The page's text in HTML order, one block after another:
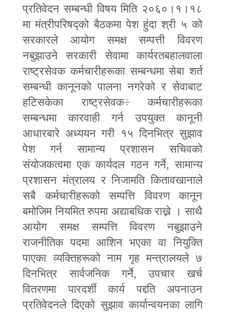
प्रतिवेदन सम्बन्धी विषय मिति २०६०।१।१८
मा मंत्रीपरिषद्को बैठकमा पेश हुंदा श्री ५ को
सरकारले आयोग समक्ष सम्पत्ती विवरण
नबुझाउने सरकारी सेवामा कार्यरतबहालवाला
राष्ट्रसेवक कर्मचारीहरूका सम्बन्धमा सेबा शर्त
सम्बन्धी कानूनको पालना नगरेको र सेवाबाट
हटिसकेका राष्ट्रसेवक÷कर्मचारीहरूका
सम्बन्धमा कारवाही गर्न उपयुक्त कानूनी
आधारबारे अध्ययन गरी १५ दिनभित्र सुझाव
पेश गर्न सामान्य प्रशासन सचिवको
संयोजकत्वमा एक कार्यदल गठन गर्ने,सामान्य
प्रशासन मंत्रालय र निजामति कितावखानाले
सबै कर्मचारीहरूको सम्पत्ति विवरण कानून
बमोजिम नियमित रुपमा अद्याबधिक राख्ने । साथै
आयोग समक्ष सम्पत्ति विवरण नबुझाउने
राजनीतिक पदमा आशिन भएका वा नियुक्ति
पाएका व्यक्तिहरूको नाम गृह मन्त्रालयले ७
दिनभित्र सार्वजनिक गर्ने,उपचार खर्च
वितरणमा पारदर्शी कार्य पद्दति अपनाउन
प्रतिवेदनले दिएको सुझाव कार्यान्वयनका लागि